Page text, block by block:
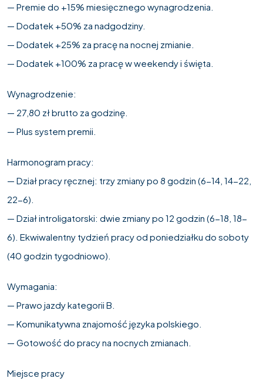
— Premie do +15% miesięcznego wynagrodzenia.
— Dodatek +50% za nadgodziny.
— Dodatek +25% za pracę na nocnej zmianie.
— Dodatek +100% za pracę w weekendy i święta.
Wynagrodzenie:
— 27,80 zł brutto za godzinę.
— Plus system premii.
Harmonogram pracy:
— Dział pracy ręcznej: trzy zmiany po 8 godzin (6-14, 14-22,
22-6).
— Dział introligatorski: dwie zmiany po 12 godzin (6-18, 18-
6). Ekwiwalentny tydzień pracy od poniedziałku do soboty
(40 godzin tygodniowo).
Wymagania:
— Prawo jazdy kategorii B.
— Komunikatywna znajomość języka polskiego.
— Gotowość do pracy na nocnych zmianach.
Miejsce pracy